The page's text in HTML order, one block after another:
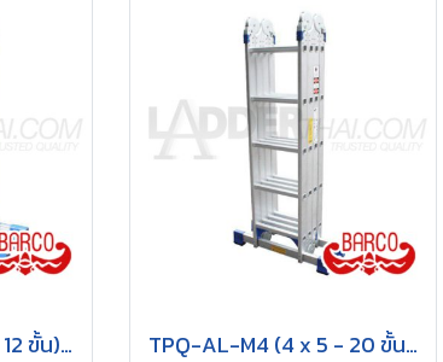
TPQ-AL-M2 (4 x 3 - 12 ขั้น) บันไดอเนกประสงค์อลูมิเนียม กาง พาด ทรง M "รุ่นข้อใหญ่" รุ่น M2 ขนาด 4 x 3 (12 ขั้น) BARCO TPQ-AL-M4 (4 x 5 - 20 ขั้น) บันไดอเนกประสงค์อลูมิเนียม กาง พาด ทรง M "รุ่นข้อใหญ่" รุ่น M4 ขนาด 4 x 5 (20 ขั้น) BARCO